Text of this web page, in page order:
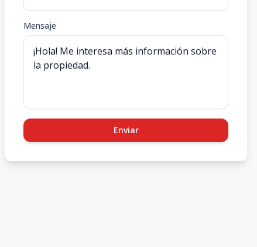
Mensaje
Enviar